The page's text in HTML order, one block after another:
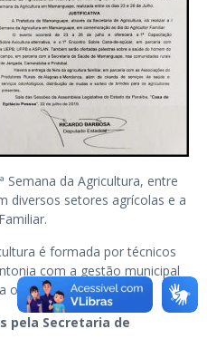
Semana da Agricultura, entre
diversos setores agrícolas e a
é formada por técnicos
com a gestão municipal
o setor.
pela Secretaria de